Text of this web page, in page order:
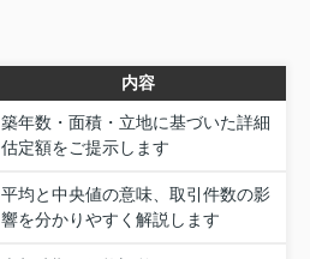
内容
築年数・面積・立地に基づいた詳細
估定額をご提示します
平均と中央値の意味、取引件数の影
響を分かりやすく解説します